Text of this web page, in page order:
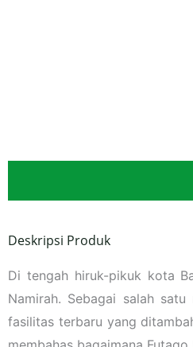
Deskripsi Produk
Di tengah hiruk-pikuk kota
Namirah. Sebagai salah
fasilitas terbaru yang